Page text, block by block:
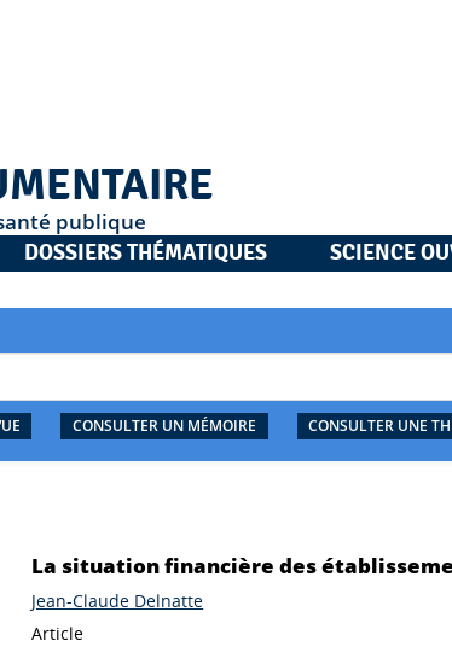
publique
DOSSIERS THÉMATIQUES SCIENCE
CONSULTER UN MÉMOIRE CONSULTER UNE
La situation financière des
Jean-Claude Delnatte
Article